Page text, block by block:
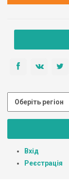
Вхід
Реєстрація